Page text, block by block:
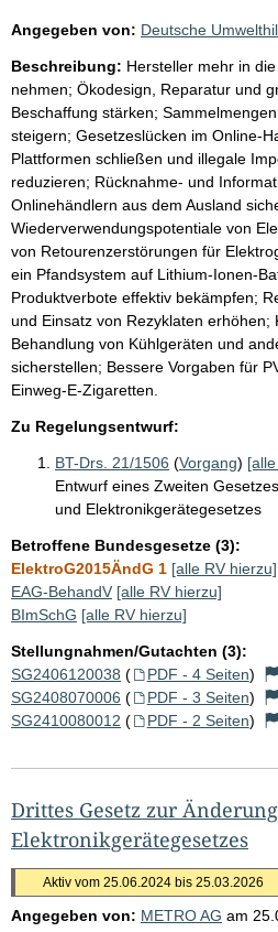
Angegeben von: Deutsche
Beschreibung: Hersteller mehr in
nehmen; Ökodesign, Reparatur und
Beschaffung stärken;
steigern; Gesetzeslücken im Online-
Plattformen schließen und illegale
reduzieren; Rücknahme- und
Onlinehändlern aus dem Ausland
Wiederverwendungspotentiale von
von Retourenzerstörungen für
ein Pfandsystem auf Lithium-Ionen-
Produktverbote effektiv bekämpfen;
und Einsatz von Rezyklaten erhöhen;
Behandlung von Kühlgeräten und
sicherstellen; Bessere Vorgaben für
Einweg-E-Zigaretten.
Zu Regelungsentwurf:
BT-Drs. 21/1506 (Vorgang)
Entwurf eines Zweiten
und Elektronikgerätegesetzes
Betroffene Bundesgesetze (3):
ElektroG2015ÄndG 1 [alle RV hierzu]
EAG-BehandV [alle RV hierzu]
BImSchG [alle RV hierzu]
Stellungnahmen/Gutachten (3):
SG2406120038 ( PDF - 4 Seiten)
SG2408070006 ( PDF - 3 Seiten)
SG2410080012 ( PDF - 2 Seiten)
Drittes Gesetz zur
Elektronikgerätegesetzes
Aktiv vom 25.06.2024 bis 25.03.2026
Angegeben von: METRO AG am